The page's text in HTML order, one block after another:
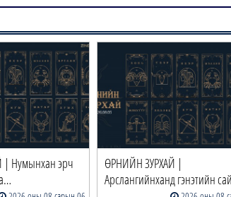
Нумынхан эрч
ӨРНИЙН ЗУРХАЙ |
Арслангийнханд гэнэтийн